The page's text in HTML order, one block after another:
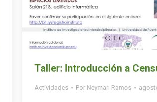
Taller: Introducción a
Actividades Por Neymari Ramos